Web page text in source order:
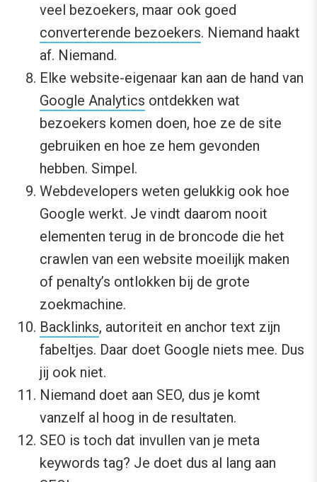
veel bezoekers, maar ook goed
converterende bezoekers. Niemand haakt
af. Niemand.
Elke website-eigenaar kan aan de hand van
Google Analytics ontdekken wat
bezoekers komen doen, hoe ze de site
gebruiken en hoe ze hem gevonden
hebben. Simpel.
Webdevelopers weten gelukkig ook hoe
Google werkt. Je vindt daarom nooit
elementen terug in de broncode die het
crawlen van een website moeilijk maken
of penalty’s ontlokken bij de grote
zoekmachine.
Backlinks, autoriteit en anchor text zijn
fabeltjes. Daar doet Google niets mee. Dus
jij ook niet.
Niemand doet aan SEO, dus je komt
vanzelf al hoog in de resultaten.
SEO is toch dat invullen van je meta
keywords tag? Je doet dus al lang aan